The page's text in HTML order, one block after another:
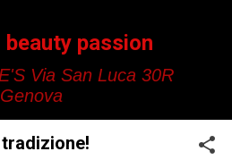
beauty passion
Via San Luca 30R
Genova